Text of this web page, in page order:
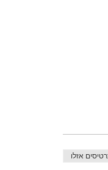
אזלו